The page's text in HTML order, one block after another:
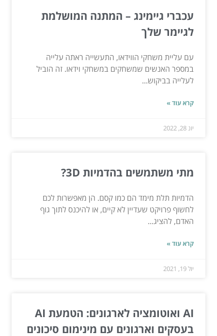
עכברי גיימינג – המתנה המושלמת
לגיימר שלך
עם עליית משחקי הווידאו, התעשייה ראתה עלייה
במספר האנשים שמשחקים במשחקי וידאו. זה הוביל
לעלייה בביקוש...
קרא עוד »
יונ 28, 2022
מתי משתמשים בהדמיות 3D?
הדמיות תלת מימד הם כמו קסם. הן מאפשרות לכם
לחשוף פרויקט שעדיין לא קיים, או להיכנס לתוך גוף
האדם, להציג...
קרא עוד »
יול 19, 2021
AI ואוטומציה לארגונים: הטמעת AI
בעסקים וארגונים עם מינימום סיכונים